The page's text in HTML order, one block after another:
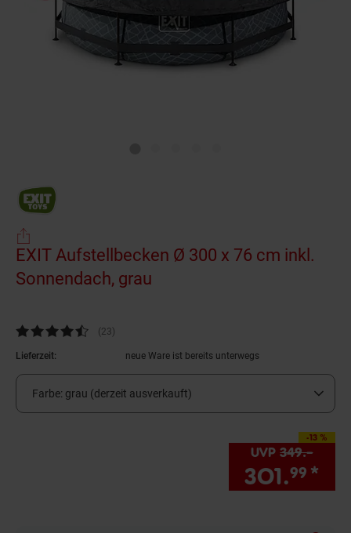
EXIT Aufstellbecken Ø 300 x 76 cm inkl.
Sonnendach, grau
Kundenbewertung: 4,48 von 5 Sternen
(23Kundenbewertungen
)
Lieferzeit: neue Ware ist bereits unterwegs
Farbe: grau (derzeit ausverkauft)
-13 %
Sie Sparen 13 Prozent,
UVP349.–UVP
301.99 *